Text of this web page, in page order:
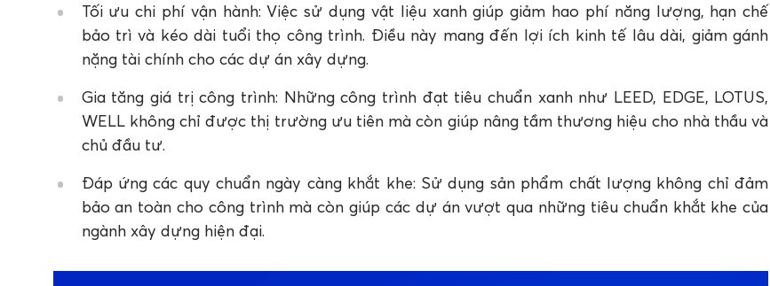
Tối ưu chi phí vận hành: Việc sử dụng vật liệu xanh giúp giảm hao phí năng lượng, hạn chế
bảo trì và kéo dài tuổi thọ công trình. Điều này mang đến lợi ích kinh tế lâu dài, giảm gánh
nặng tài chính cho các dự án xây dựng.
Gia tăng giá trị công trình: Những công trình đạt tiêu chuẩn xanh như LEED, EDGE, LOTUS,
WELL không chỉ được thị trường ưu tiên mà còn giúp nâng tầm thương hiệu cho nhà thầu và
chủ đầu tư.
Đáp ứng các quy chuẩn ngày càng khắt khe: Sử dụng sản phẩm chất lượng không chỉ đảm
bảo an toàn cho công trình mà còn giúp các dự án vượt qua những tiêu chuẩn khắt khe của
ngành xây dựng hiện đại.